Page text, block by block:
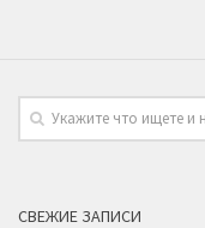
СВЕЖИЕ ЗАПИСИ